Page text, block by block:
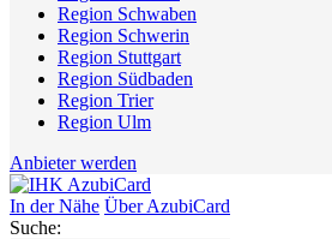
Region Schwaben
Region Schwerin
Region Stuttgart
Region Südbaden
Region Trier
Region Ulm
Anbieter werden
In der Nähe Über AzubiCard
Suche: